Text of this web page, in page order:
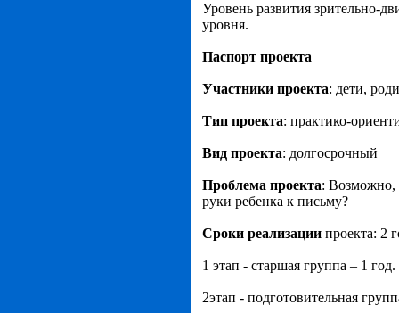
Уровень развития зрительно-
уровня.
Паспорт проекта
Участники проекта: дети,
Тип проекта: практико-
Вид проекта: долгосрочный
Проблема проекта: Возможно,
руки ребенка к письму?
Сроки реализации проекта: 2
1 этап - старшая группа – 1 год.
2этап - подготовительная